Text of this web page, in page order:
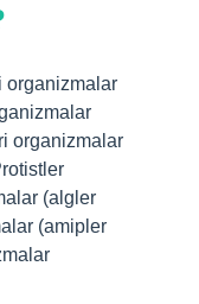
organizmalar
organizmalar
(algler
(amipler